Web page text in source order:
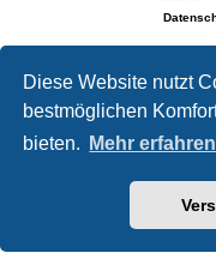
Diese Website nutzt
bestmöglichen
bieten.
Mehr erfahren